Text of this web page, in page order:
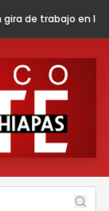
madre de Chiapas